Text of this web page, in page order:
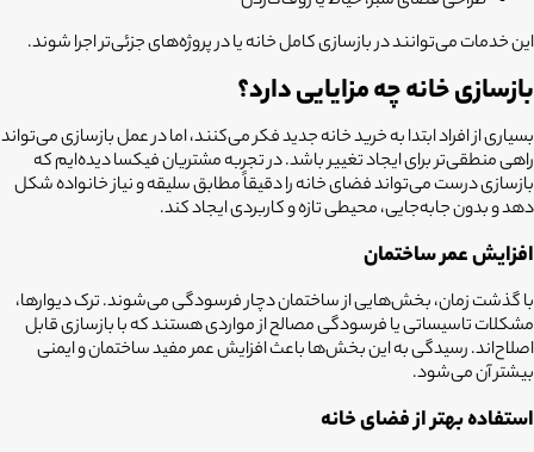
این خدمات می‌توانند در بازسازی کامل خانه یا در پروژه‌های جزئی‌تر اجرا شوند.
بازسازی خانه چه مزایایی دارد؟
بسیاری از افراد ابتدا به خرید خانه جدید فکر می‌کنند، اما در عمل بازسازی می‌تواند
راهی منطقی‌تر برای ایجاد تغییر باشد. در تجربه مشتریان فیکسا دیده‌ایم که
بازسازی درست می‌تواند فضای خانه را دقیقاً مطابق سلیقه و نیاز خانواده شکل
دهد و بدون جابه‌جایی، محیطی تازه و کاربردی ایجاد کند.
افزایش عمر ساختمان
با گذشت زمان، بخش‌هایی از ساختمان دچار فرسودگی می‌شوند. ترک دیوارها،
مشکلات تاسیساتی یا فرسودگی مصالح از مواردی هستند که با بازسازی قابل
اصلاح‌اند. رسیدگی به این بخش‌ها باعث افزایش عمر مفید ساختمان و ایمنی
بیشتر آن می‌شود.
استفاده بهتر از فضای خانه